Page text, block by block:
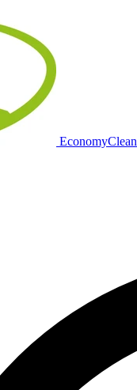
EconomyClean